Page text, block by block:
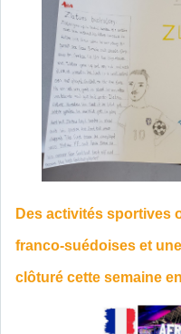
Des activités sportives
franco-suédoises et
clôturé cette semaine